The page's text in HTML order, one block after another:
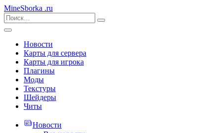
MineSborka .ru
Новости
Карты для сервера
Карты для игрока
Плагины
Моды
Текстуры
Шейдеры
Читы
Новости